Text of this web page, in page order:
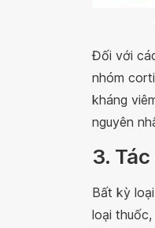
Đối với
nhóm
kháng
nguyên
3.
Bất kỳ
loại